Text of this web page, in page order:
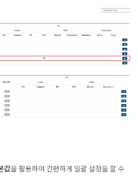
값을 활용하여 간편하게 일괄 설정을 할 수